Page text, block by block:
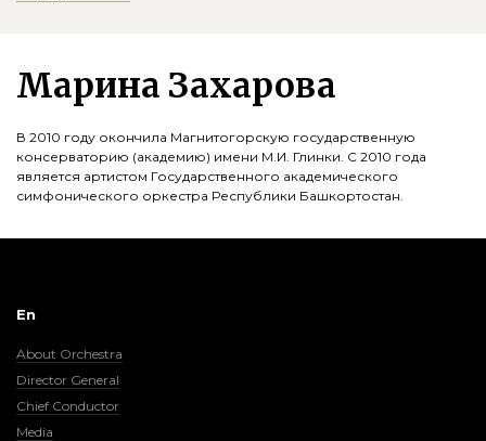
Марина Захарова
В 2010 году окончила Магнитогорскую государственную
консерваторию (академию) имени М.И. Глинки. С 2010 года
является артистом Государственного академического
симфонического оркестра Республики Башкортостан.
En
About Orchestra
Director General
Chief Conductor
Media